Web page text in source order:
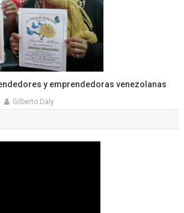
y emprendedoras venezolanas
Gilberto Daly